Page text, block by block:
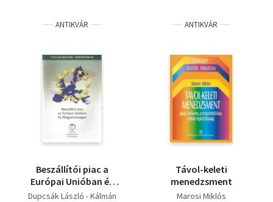
ANTIKVÁR
Beszállítói piac a
Európai Unióban és
Magyarországon
Dupcsák László - Kálmán
ANTIKVÁR
Távol-keleti
menedzsment
Marosi Miklós